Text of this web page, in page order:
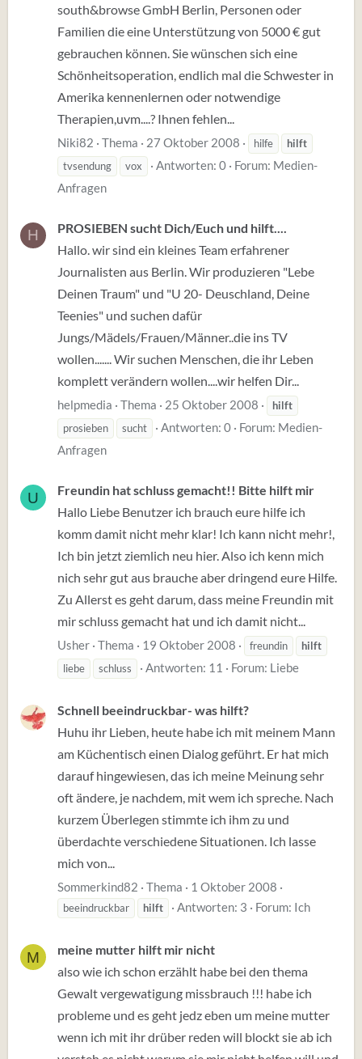
south&browse GmbH Berlin, Personen oder
Familien die eine Unterstützung von 5000 € gut
gebrauchen können. Sie wünschen sich eine
Schönheitsoperation, endlich mal die Schwester in
Amerika kennenlernen oder notwendige
Therapien,uvm....? Ihnen fehlen...
Niki82 Thema 27 Oktober 2008 hilfe
hilft
tvsendung
vox Antworten: 0 Forum: Medien-
Anfragen
H
PROSIEBEN sucht Dich/Euch und hilft....
Hallo. wir sind ein kleines Team erfahrener
Journalisten aus Berlin. Wir produzieren "Lebe
Deinen Traum" und "U 20- Deuschland, Deine
Teenies" und suchen dafür
Jungs/Mädels/Frauen/Männer..die ins TV
wollen....... Wir suchen Menschen, die ihr Leben
komplett verändern wollen....wir helfen Dir...
helpmedia Thema 25 Oktober 2008
hilft
prosieben
sucht Antworten: 0 Forum: Medien-
Anfragen
U
Freundin hat schluss gemacht!! Bitte hilft mir
Hallo Liebe Benutzer ich brauch eure hilfe ich
komm damit nicht mehr klar! Ich kann nicht mehr!,
Ich bin jetzt ziemlich neu hier. Also ich kenn mich
nich sehr gut aus brauche aber dringend eure Hilfe.
Zu Allerst es geht darum, dass meine Freundin mit
mir schluss gemacht hat und ich damit nicht...
Usher Thema 19 Oktober 2008 freundin
hilft
liebe
schluss Antworten: 11 Forum: Liebe
Schnell beeindruckbar- was hilft?
Huhu ihr Lieben, heute habe ich mit meinem Mann
am Küchentisch einen Dialog geführt. Er hat mich
darauf hingewiesen, das ich meine Meinung sehr
oft ändere, je nachdem, mit wem ich spreche. Nach
kurzem Überlegen stimmte ich ihm zu und
überdachte verschiedene Situationen. Ich lasse
mich von...
Sommerkind82 Thema 1 Oktober 2008
beeindruckbar hilft Antworten: 3 Forum: Ich
M
meine mutter hilft mir nicht
also wie ich schon erzählt habe bei den thema
Gewalt vergewatigung missbrauch !!! habe ich
probleme und es geht jedz eben um meine mutter
wenn ich mit ihr drüber reden will blockt sie ab ich